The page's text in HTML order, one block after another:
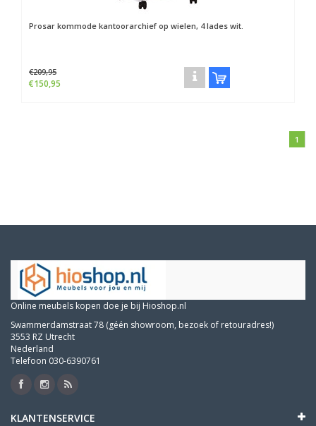
Prosar kommode kantoorarchief op wielen, 4 lades wit.
€209,95
€150,95
1
Online meubels kopen doe je bij Hioshop.nl
Swammerdamstraat 78 (géén showroom, bezoek of retouradres!)
3553 RZ Utrecht
Nederland
Telefoon 030-6390761
KLANTENSERVICE